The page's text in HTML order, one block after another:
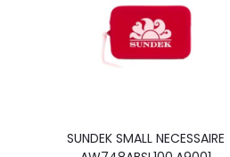
SUNDEK SMALL NECESSAIRE